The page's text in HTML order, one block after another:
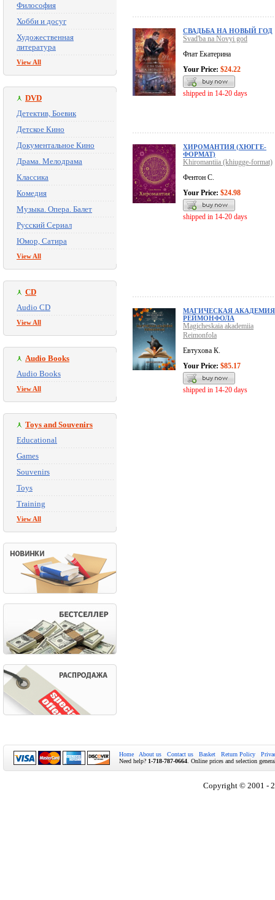
Философия
Хобби и досуг
Художественная
литература
View All
DVD
Детектив, Боевик
Детское Кино
Документальное Кино
Драма. Мелодрама
Классика
Комедия
Музыка. Опера. Балет
Русский Сериал
Юмор, Сатира
View All
CD
Audio CD
View All
Audio Books
Audio Books
View All
Toys and Souvenirs
Educational
Games
Souvenirs
Toys
Training
View All
СВАДЬБА НА НОВЫЙ ГОД
Svad'ba na Novyi god
Флат Екатерина
Your Price: $24.22
shipped in 14-20 days
ХИРОМАНТИЯ (ХЮГГЕ-
ФОРМАТ)
Khiromantiia (khiugge-format)
Фентон С.
Your Price: $24.98
shipped in 14-20 days
МАГИЧЕСКАЯ АКАДЕМИЯ
РЕЙМОНФОЛА
Magicheskaia akademiia
Reimonfola
Евтухова К.
Your Price: $85.17
shipped in 14-20 days
Home About us Contact us Basket Return Policy
Need help? 1-718-787-0664 . Online prices and selection
Copyright © 2001 -